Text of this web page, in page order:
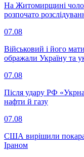
На Житомирщині
розпочато
07.08
Військовий і його
ображали Україну та
07.08
Після удару РФ
нафти й газу
07.08
США вирішили
Іраном